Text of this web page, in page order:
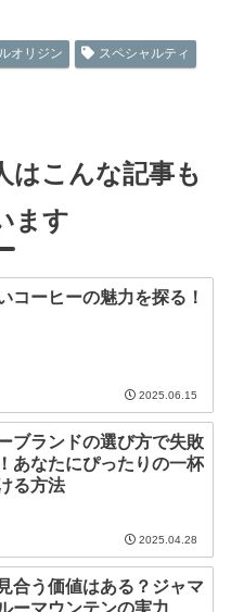
オリジン
スペシャルティ
はこんな記事も
ます
コーヒーの魅力を探る！
2025.06.15
ブランドの選び方で失敗
あなたにぴったりの一杯
る方法
2025.04.28
合う価値はある？ジャマ
ーマウンテンの実力